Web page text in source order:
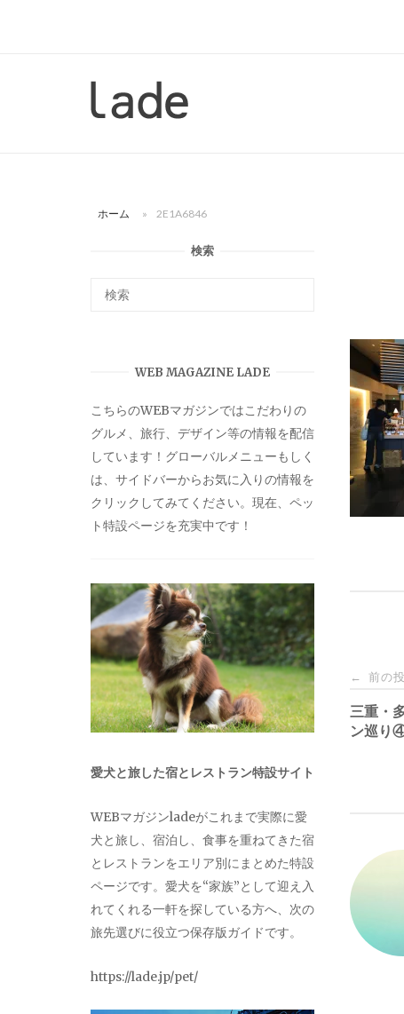
ー
ホーム » 2E1A6846
投
稿
ゲ
ー
シ
← 前の
三重・
ン巡り
検索
WEB MAGAZINE LADE
こちらのWEBマガジンではこだわりの
グルメ、旅行、デザイン等の情報を配信
しています！グローバルメニューもしく
は、サイドバーからお気に入りの情報を
クリックしてみてください。現在、ペッ
ト特設ページを充実中です！
愛犬と旅した宿とレストラン特設サイト
WEBマガジンladeがこれまで実際に愛
犬と旅し、宿泊し、食事を重ねてきた宿
とレストランをエリア別にまとめた特設
ページです。愛犬を“家族”として迎え入
れてくれる一軒を探している方へ、次の
旅先選びに役立つ保存版ガイドです。
https://lade.jp/pet/